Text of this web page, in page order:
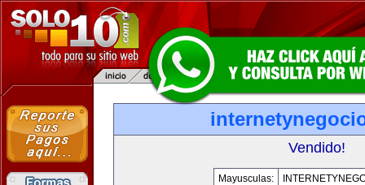
Vendido!
Mayusculas: